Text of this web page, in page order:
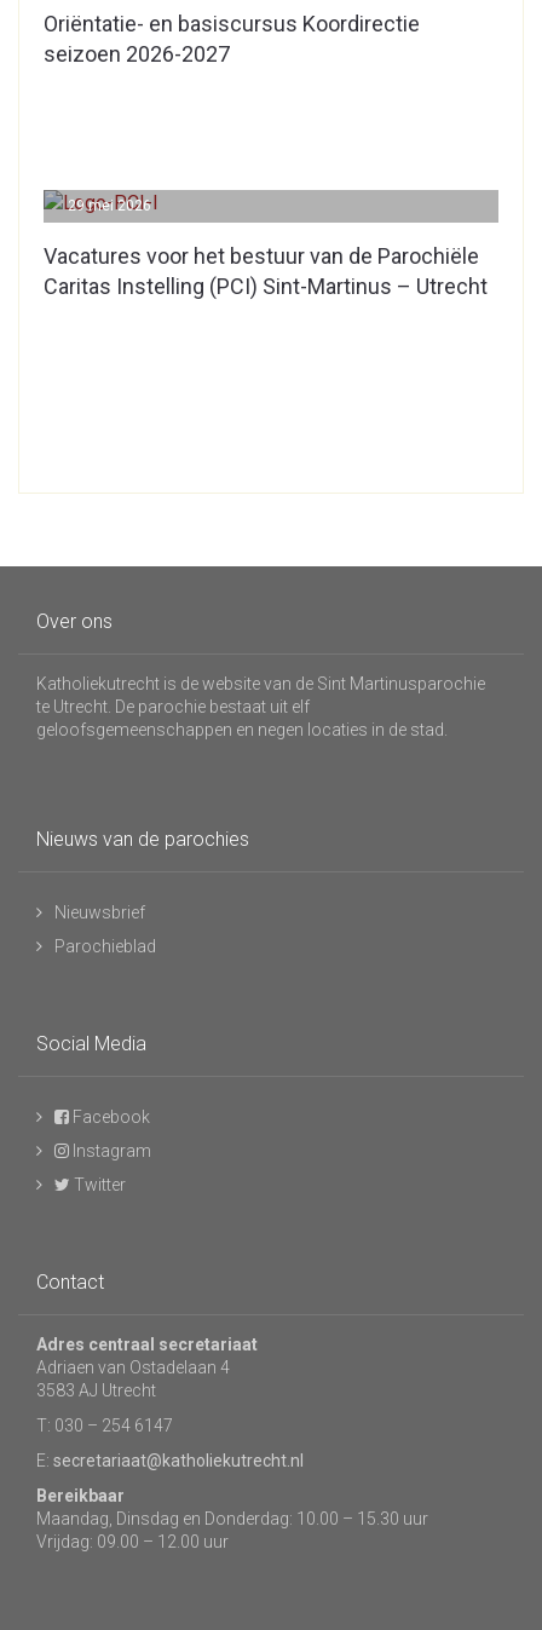
Oriëntatie- en basiscursus Koordirectie
seizoen 2026-2027
Vacatures voor het bestuur van de Parochiële
Caritas Instelling (PCI) Sint-Martinus – Utrecht
29 mei 2026
Over ons
Katholiekutrecht is de website van de Sint Martinusparochie
te Utrecht. De parochie bestaat uit elf
geloofsgemeenschappen en negen locaties in de stad.
Nieuws van de parochies
Nieuwsbrief
Parochieblad
Social Media
Facebook
Instagram
Twitter
Contact
Adres centraal secretariaat
Adriaen van Ostadelaan 4
3583 AJ Utrecht
T: 030 – 254 6147
E: secretariaat@katholiekutrecht.nl
Bereikbaar
Maandag, Dinsdag en Donderdag: 10.00 – 15.30 uur
Vrijdag: 09.00 – 12.00 uur